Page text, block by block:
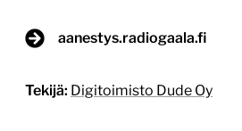
aanestys.radiogaala.fi
Tekijä: Digitoimisto Dude Oy